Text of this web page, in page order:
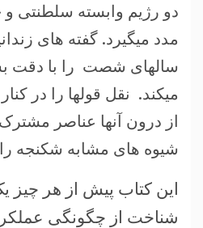
دو رژیم وابسته سلطنتی
مدد میگیرد. گفته های
سالهای شصت را با دقت
میکند. نقل قولها را در
از درون آنها عناصر
شیوه های مشابه شکنجه
این کتاب پیش از هر چیز
شناخت از چگونگی